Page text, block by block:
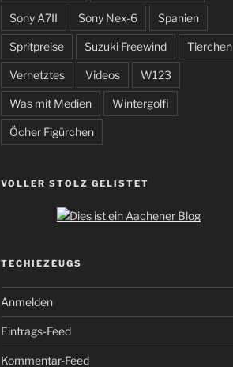
Sony A7II Sony Nex-6 Spanien
Spritpreise Suzuki Freewind Tierchen
Vernetztes Videos W123
Was mit Medien Wintergolfi
Öcher Figürchen
VOLLER STOLZ GELISTET
TECHIEZEUGS
Anmelden
Eintrags-Feed
Kommentar-Feed